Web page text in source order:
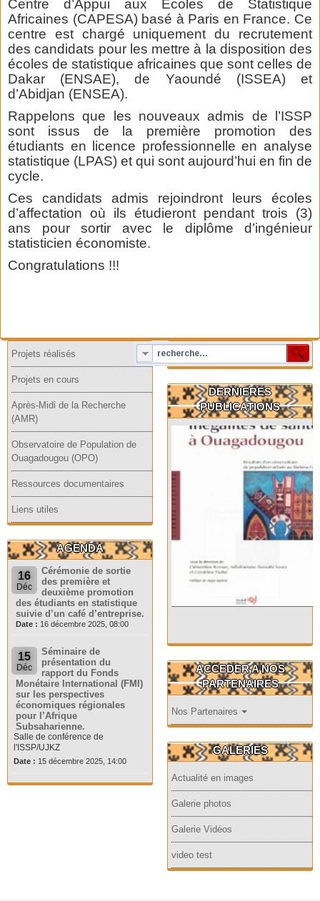
Centre d’Appui aux Ecoles de Statistique
Africaines (CAPESA) basé à Paris en France. Ce
centre est chargé uniquement du recrutement
des candidats pour les mettre à la disposition des
écoles de statistique africaines que sont celles de
Dakar (ENSAE), de Yaoundé (ISSEA) et
d’Abidjan (ENSEA).
Rappelons que les nouveaux admis de l’ISSP
sont issus de la première promotion des
étudiants en licence professionnelle en analyse
statistique (LPAS) et qui sont aujourd’hui en fin de
cycle.
Ces candidats admis rejoindront leurs écoles
d’affectation où ils étudieront pendant trois (3)
ans pour sortir avec le diplôme d’ingénieur
statisticien économiste.
Congratulations !!!
Projets réalisés
Projets en cours
Après-Midi de la Recherche
(AMR)
Observatoire de Population de
Ouagadougou (OPO)
Ressources documentaires
Liens utiles
AGENDA
16
Déc
Cérémonie de sortie
des première et
deuxième promotion
des étudiants en statistique
suivie d’un café d’entreprise.
Date : 16 décembre 2025, 08:00
15
Déc
Séminaire de
présentation du
rapport du Fonds
Monétaire International (FMI)
sur les perspectives
économiques régionales
pour l’Afrique
Subsaharienne.
Salle de conférence de
l'ISSP/UJKZ
Date : 15 décembre 2025, 14:00
DERNIERES
PUBLICATIONS
ACCEDER A NOS
PARTENAIRES
Nos Partenaires
GALERIES
Actualité en images
Galerie photos
Galerie Vidéos
video test